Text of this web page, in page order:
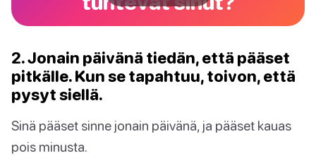
2. Jonain päivänä tiedän, että pääset
pitkälle. Kun se tapahtuu, toivon, että
pysyt siellä.
Sinä pääset sinne jonain päivänä, ja pääset kauas
pois minusta.